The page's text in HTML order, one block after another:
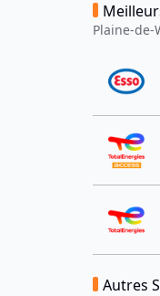
Plaine-de-
Autres